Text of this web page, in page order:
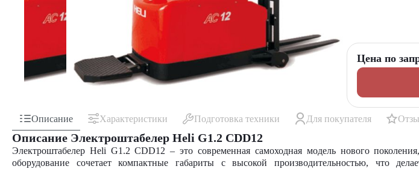
Цена по
Описание Характеристики Подготовка техники Для покупателя
Описание Электроштабелер Heli G1.2 CDD12
Электроштабелер Heli G1.2 CDD12 – это современная самоходная модель нового
оборудование сочетает компактные габариты с высокой производительностью, что